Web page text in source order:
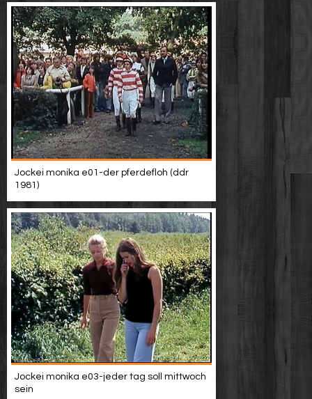
Jockei monika e01-der pferdefloh (ddr
1981)
Jockei monika e03-jeder tag soll mittwoch
sein